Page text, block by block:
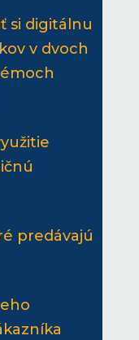
si digitálnu
v dvoch
predávajú